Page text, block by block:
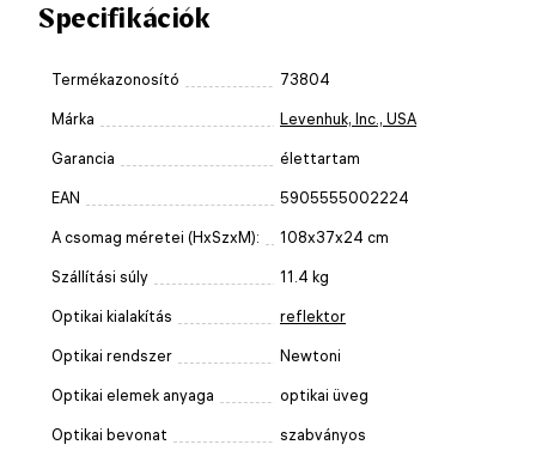
Specifikációk
Termékazonosító 73804
Márka Levenhuk, Inc., USA
Garancia élettartam
EAN 5905555002224
A csomag méretei (HxSzxM): 108x37x24 cm
Szállítási súly 11.4 kg
Optikai kialakítás reflektor
Optikai rendszer Newtoni
Optikai elemek anyaga optikai üveg
Optikai bevonat szabványos